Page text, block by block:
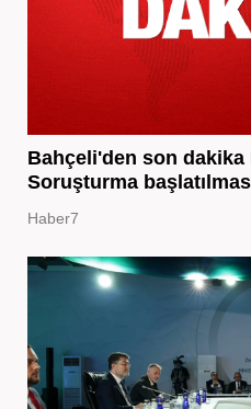
Bahçeli'den son dakika
Soruşturma
Haber7